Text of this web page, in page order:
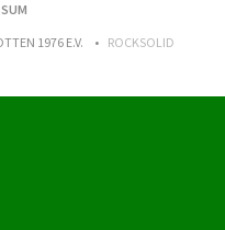
1976 E.V.
ROCKSOLID